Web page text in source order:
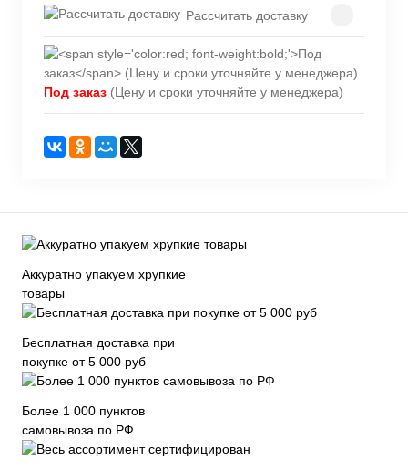
Рассчитать доставку
Под заказ (Цену и сроки уточняйте у менеджера)
Аккуратно упакуем хрупкие
товары
Бесплатная доставка при
покупке от 5 000 руб
Более 1 000 пунктов
самовывоза по РФ